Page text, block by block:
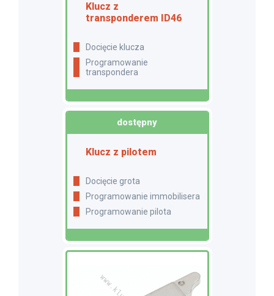
Klucz z
transponderem ID46
docięcie klucza
programowanie
transpondera
dostępny
Klucz z pilotem
Docięcie grota
Programowanie immobilisera
Programowanie pilota